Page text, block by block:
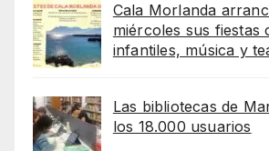
Cala Morlanda
miércoles sus fiestas
infantiles, música y
Las bibliotecas de
los 18.000 usuarios